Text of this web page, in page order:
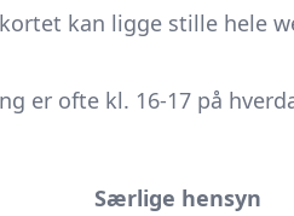
kan ligge stille hele
er ofte kl. 16-17 på
Særlige hensyn